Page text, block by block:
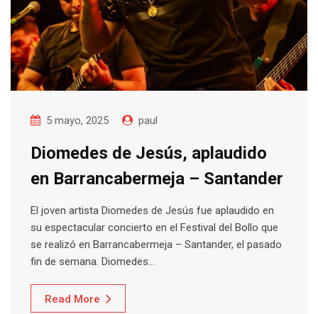
5 mayo, 2025 paul
Diomedes de Jesús, aplaudido
en Barrancabermeja – Santander
El joven artista Diomedes de Jesús fue aplaudido en
su espectacular concierto en el Festival del Bollo que
se realizó en Barrancabermeja – Santander, el pasado
fin de semana. Diomedes…
Read More